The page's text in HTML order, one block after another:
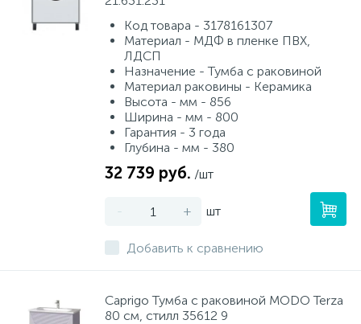
Код товара - 3178161307
Материал - МДФ в пленке ПВХ,
ЛДСП
Назначение - Тумба с раковиной
Материал раковины - Керамика
Высота - мм - 856
Ширина - мм - 800
Гарантия - 3 года
Глубина - мм - 380
32 739 руб. /шт
- + шт
Добавить к сравнению
Caprigo Тумба с раковиной MODO Terza
80 см, стилл 35612 9